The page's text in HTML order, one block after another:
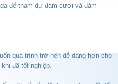
để tham dự đám cưới và đám
quá trình trở nên dễ dàng hơn cho
đã tốt nghiệp.